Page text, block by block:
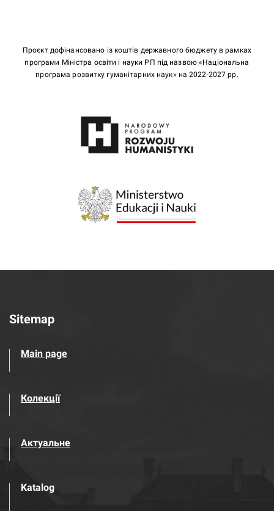
Проєкт дофінансовано із коштів державного бюджету в рамках
програми Міністра освіти і науки РП під назвою «Національна
програма розвитку гуманітарних наук» на 2022-2027 рр.
Sitemap
Main page
Колекції
Актуальне
Katalog